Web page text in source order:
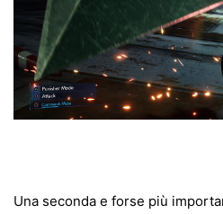
Una seconda e forse più